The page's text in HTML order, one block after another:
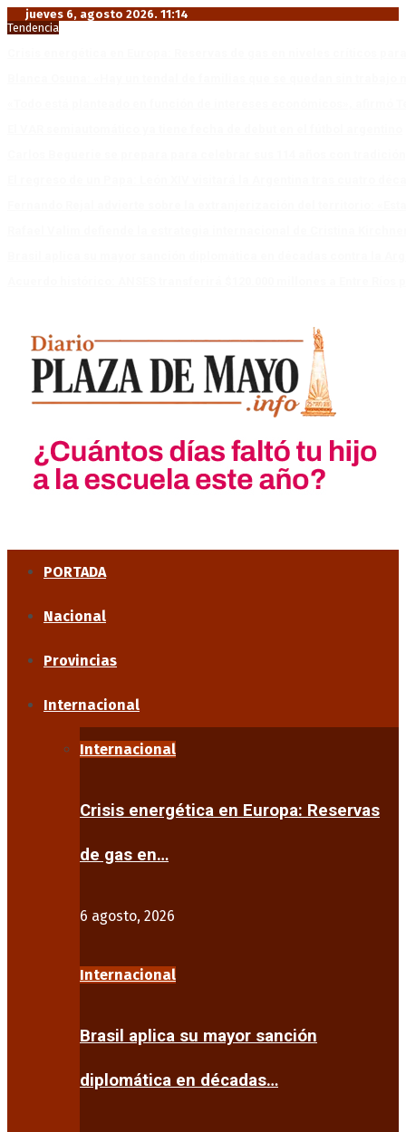
jueves 6, agosto 2026. 11:14
Tendencia
PORTADA
Nacional
Provincias
Internacional
Internacional
Crisis energética en Europa: Reservas
de gas en…
6 agosto, 2026
Internacional
Brasil aplica su mayor sanción
diplomática en décadas…